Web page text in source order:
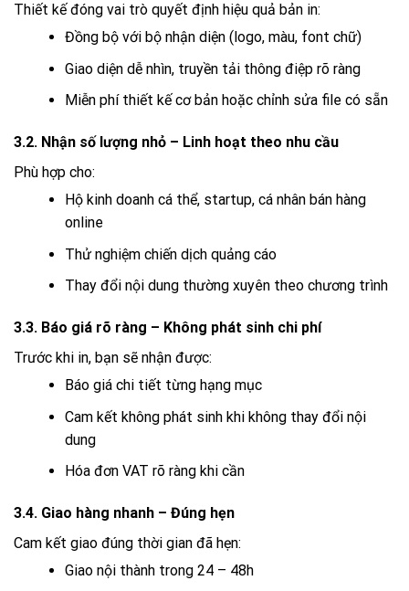
Thiết kế đóng vai trò quyết định hiệu quả bản in:
Đồng bộ với bộ nhận diện (logo, màu, font chữ)
Giao diện dễ nhìn, truyền tải thông điệp rõ ràng
Miễn phí thiết kế cơ bản hoặc chỉnh sửa file có sẵn
3.2. Nhận số lượng nhỏ – Linh hoạt theo nhu cầu
Phù hợp cho:
Hộ kinh doanh cá thể, startup, cá nhân bán hàng
online
Thử nghiệm chiến dịch quảng cáo
Thay đổi nội dung thường xuyên theo chương trình
3.3. Báo giá rõ ràng – Không phát sinh chi phí
Trước khi in, bạn sẽ nhận được:
Báo giá chi tiết từng hạng mục
Cam kết không phát sinh khi không thay đổi nội
dung
Hóa đơn VAT rõ ràng khi cần
3.4. Giao hàng nhanh – Đúng hẹn
Cam kết giao đúng thời gian đã hẹn:
Giao nội thành trong 24 – 48h